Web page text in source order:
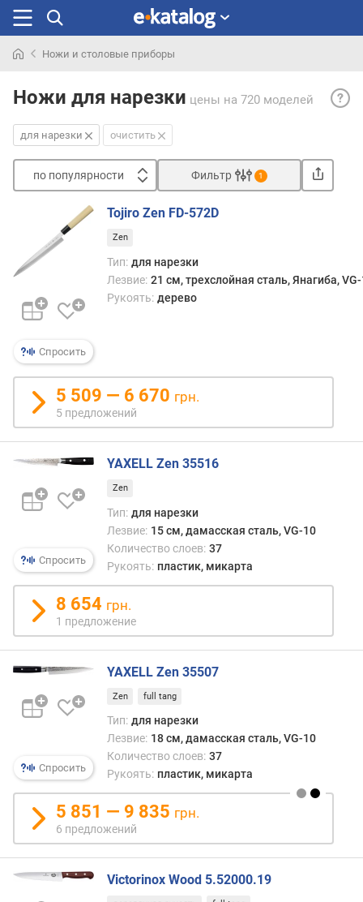
раньше
Ножи и столовые приборы
Ножи для нарезки цены на 720 моделей
Для
для
для нарезки очистить
по популярности
п
у
р
н
о
с
т
и
т
д
е
х
к
д
о
о
г
о
д
о
Фильтр 1
Спросить
Tojiro Zen FD-572D
Zen
Тип: для нарезки
Лезвие: 21 см, трехслойная сталь, Янагиба, VG-
Рукоять: дерево
5 509 — 6 670 грн.
5 предложений
Спросить
YAXELL Zen 35516
Zen
Тип: для нарезки
Лезвие: 15 см, дамасская сталь, VG-10
Количество слоев: 37
Рукоять: пластик, микарта
8 654 грн.
1 предложение
Спросить
YAXELL Zen 35507
Zen full tang
Тип: для нарезки
Лезвие: 18 см, дамасская сталь, VG-10
Количество слоев: 37
Рукоять: пластик, микарта
5 851 — 9 835 грн.
6 предложений
Victorinox Wood 5.52000.19